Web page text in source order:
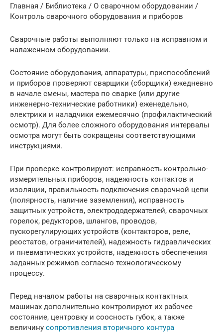
Главная / Библиотека / О сварочном оборудовании /
Контроль сварочного оборудования и приборов
Сварочные работы выполняют только на исправном и
налаженном оборудовании.
Состояние оборудования, аппаратуры, приспособлений
и приборов проверяют сварщики (сборщики) ежедневно
в начале смены, мастера по сварке (или другие
инженерно-технические работники) еженедельно,
электрики и наладчики ежемесячно (профилактический
осмотр). Для более сложного оборудования интервалы
осмотра могут быть сокращены соответствующими
инструкциями.
При проверке контролируют: исправность контрольно-
измерительных приборов, надежность контактов и
изоляции, правильность подключения сварочной цепи
(полярность, наличие заземления), исправность
защитных устройств, электрододержателей, сварочных
горелок, редукторов, шлангов, проводов,
пускорегулирующих устройств (контакторов, реле,
реостатов, ограничителей), надежность гидравлических
и пневматических устройств, надежность обеспечения
заданных режимов согласно технологическому
процессу.
Перед началом работы на сварочных контактных
машинах дополнительно контролируют их рабочее
состояние, центровку и соосность губок, а также
величину сопротивления вторичного контура